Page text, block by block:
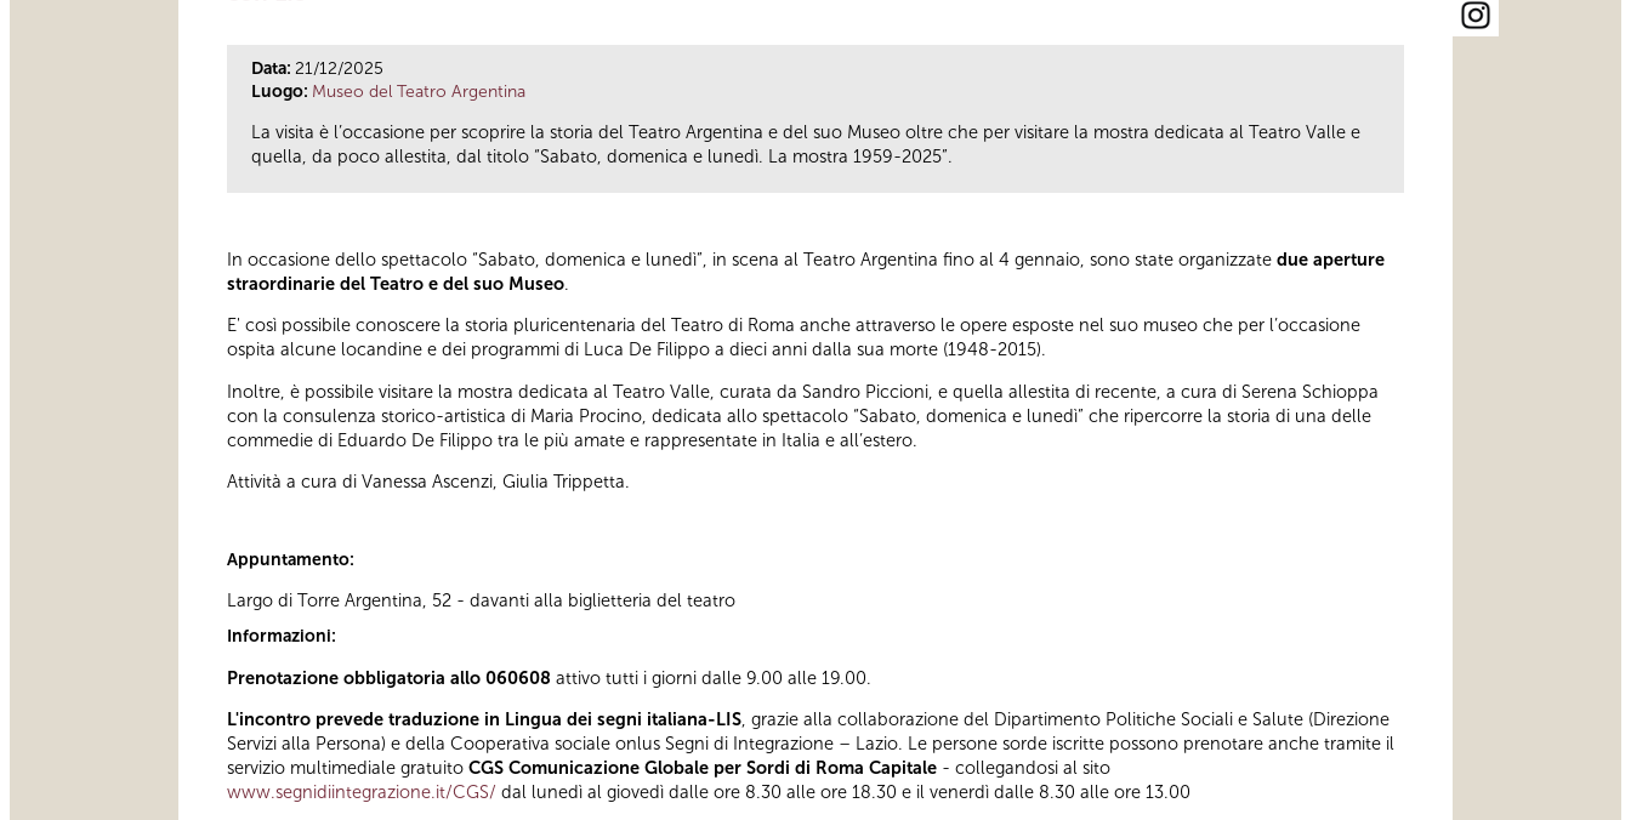
Data: 21/12/2025
Luogo: Museo del Teatro Argentina
La visita è l’occasione per scoprire la storia del Teatro Argentina e del suo Museo oltre che per visitare la mostra dedicata al Teatro Valle e
quella, da poco allestita, dal titolo “Sabato, domenica e lunedì. La mostra 1959-2025”.
In occasione dello spettacolo “Sabato, domenica e lunedì”, in scena al Teatro Argentina fino al 4 gennaio, sono state organizzate due aperture
straordinarie del Teatro e del suo Museo.
E' così possibile conoscere la storia pluricentenaria del Teatro di Roma anche attraverso le opere esposte nel suo museo che per l’occasione
ospita alcune locandine e dei programmi di Luca De Filippo a dieci anni dalla sua morte (1948-2015).
Inoltre, è possibile visitare la mostra dedicata al Teatro Valle, curata da Sandro Piccioni, e quella allestita di recente, a cura di Serena Schioppa
con la consulenza storico-artistica di Maria Procino, dedicata allo spettacolo “Sabato, domenica e lunedì” che ripercorre la storia di una delle
commedie di Eduardo De Filippo tra le più amate e rappresentate in Italia e all’estero.
Attività a cura di Vanessa Ascenzi, Giulia Trippetta.
Appuntamento:
Largo di Torre Argentina, 52 - davanti alla biglietteria del teatro
Informazioni:
Prenotazione obbligatoria allo 060608 attivo tutti i giorni dalle 9.00 alle 19.00.
L'incontro prevede traduzione in Lingua dei segni italiana-LIS, grazie alla collaborazione del Dipartimento Politiche Sociali e Salute (Direzione
Servizi alla Persona) e della Cooperativa sociale onlus Segni di Integrazione – Lazio. Le persone sorde iscritte possono prenotare anche tramite il
servizio multimediale gratuito CGS Comunicazione Globale per Sordi di Roma Capitale - collegandosi al sito
www.segnidiintegrazione.it/CGS/ dal lunedì al giovedì dalle ore 8.30 alle ore 18.30 e il venerdì dalle 8.30 alle ore 13.00